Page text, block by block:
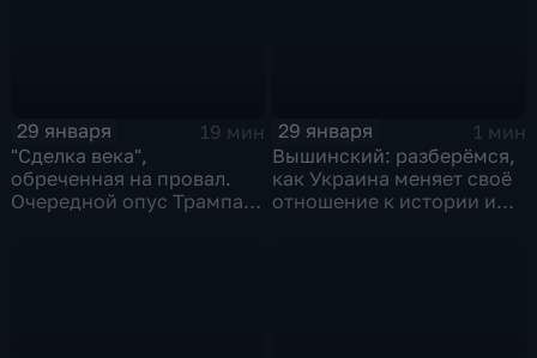
29 января
19 мин
"Сделка века",
обреченная на провал.
Очередной опус Трампа.
29 января
1 мин
Вышинский: разберёмся,
как Украина меняет своё
отношение к истории и